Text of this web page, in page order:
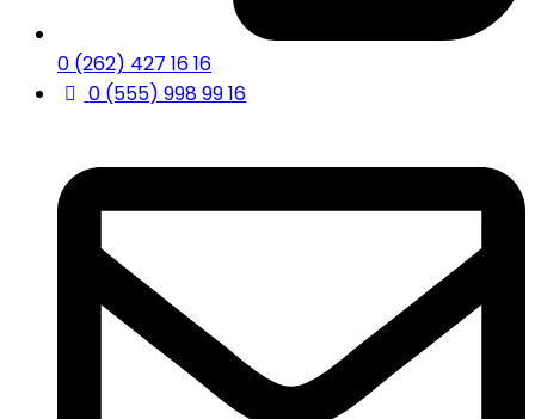
0 (262) 427 16 16
0 (555) 998 99 16